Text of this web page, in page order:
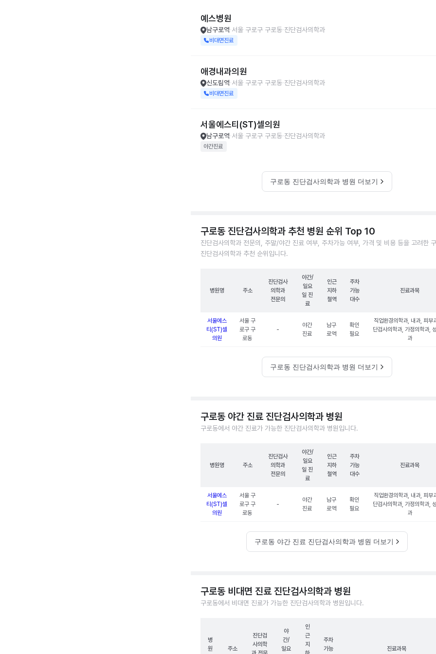
예스병원
남구로역 서울 구로구 구로동 진단검사의학과
비대면진료
애경내과의원
신도림역 서울 구로구 구로동 진단검사의학과
비대면진료
서울에스티(ST)셀의원
남구로역 서울 구로구 구로동 진단검사의학과
야간진료
구로동 진단검사의학과 병원 더보기
구로동 진단검사의학과 추천 병원 순위 Top 10
진단검사의학과 전문의, 주말/야간 진료 여부, 주차가능 여부, 가격 및 비용 등을 고려한
진단검사의학과 추천 순위입니다.
병원명 주소
진단검사
의학과
전문의
야간/
일요
일 진
료
인근
지하
철역
주차
가능
대수
진료과목
서울에스
티(ST)셀
의원
서울 구
로구 구
로동
-
야간
진료
남구
로역
확인
필요
직업환경의학과, 내과, 피부
단검사의학과, 가정의학과,
과
구로동 진단검사의학과 병원 더보기
구로동 야간 진료 진단검사의학과 병원
구로동에서 야간 진료가 가능한 진단검사의학과 병원입니다.
병원명 주소
진단검사
의학과
전문의
야간/
일요
일 진
료
인근
지하
철역
주차
가능
대수
진료과목
서울에스
티(ST)셀
의원
서울 구
로구 구
로동
-
야간
진료
남구
로역
확인
필요
직업환경의학과, 내과, 피부
단검사의학과, 가정의학과,
과
구로동 야간 진료 진단검사의학과 병원 더보기
구로동 비대면 진료 진단검사의학과 병원
구로동에서 비대면 진료가 가능한 진단검사의학과 병원입니다.
병
원
주소
진단검
사의학
야
간/
일요
인
근
지
주차
가능
진료과목